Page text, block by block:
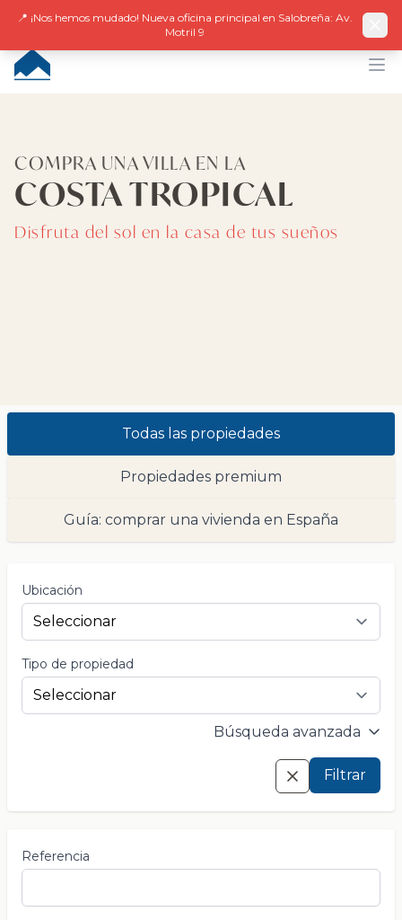
FacebookInstagram
LinkedIn
📍 ¡Nos hemos mudado! Nueva oficina principal en Salobreña: Av.
Motril 9
EN ES DE NL FR
CUMBRE VILLAS
COMPRA UNA VILLA EN LA
COSTA TROPICAL
Disfruta del sol en la casa de tus sueños
Todas las propiedades
Propiedades premium
Guía: comprar una vivienda en España
Ubicación
Tipo de propiedad
Búsqueda avanzada
Filtrar
Referencia